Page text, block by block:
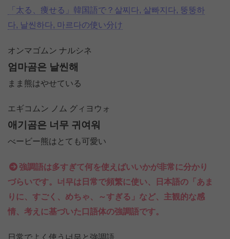
「太る、痩せる」韓国語で？살찌다, 살빠지다, 뚱뚱하
다, 날씬하다, 마르다の使い分け
オンマゴムン ナルシネ
엄마곰은 날씬해
まま熊はやせている
エギコムン ノム グィヨウォ
애기곰은 너무 귀여워
べービー熊はとても可愛い
強調語は多すぎて何を使えばいいかが非常に分かり
づらいです。너무は日常で頻繁に使い、日本語の「あま
りに、すごく、めちゃ、～すぎる」など、主観的な感
情、考えに基づいた口語体の強調語です。
日常でよく使う너무と強調語